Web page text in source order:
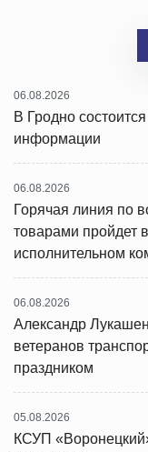
06.08.2026
В Гродно
информации
06.08.2026
Горячая линия по
товарами пройдет
исполнительном
06.08.2026
Александр
ветеранов
праздником
05.08.2026
КСУП